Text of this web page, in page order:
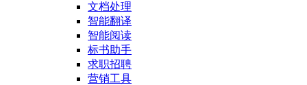
文档处理
智能翻译
智能阅读
标书助手
求职招聘
营销工具